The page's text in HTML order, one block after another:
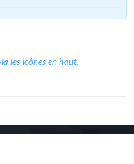
les icônes en haut.